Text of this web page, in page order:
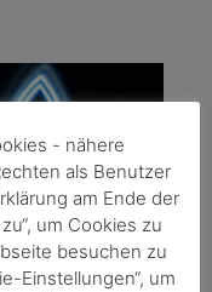
- nähere
als Benutzer
am Ende der
um Cookies zu
besuchen zu
Einstellungen“, um